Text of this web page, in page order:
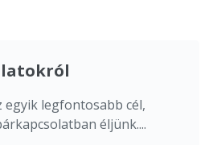
egyik legfontosabb cél,
éljünk....